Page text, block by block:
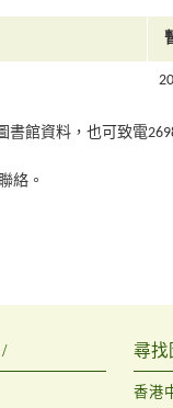
館資料，也可致電
絡。
尋找
香港